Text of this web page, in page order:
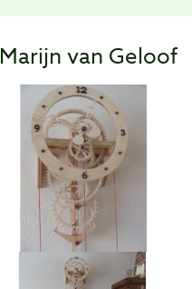
Marijn van Geloof